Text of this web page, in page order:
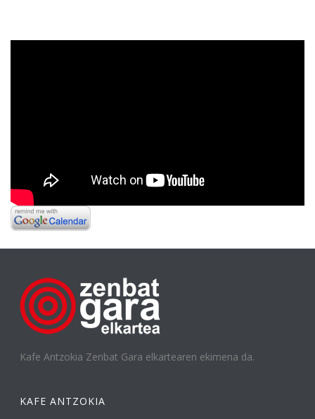
Kafe Antzokia Zenbat Gara elkartearen ekimena da.
KAFE ANTZOKIA